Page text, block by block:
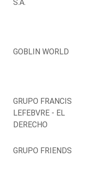
S.A.
GOBLIN WORLD
GRUPO FRANCIS
LEFEBVRE - EL
DERECHO
GRUPO FRIENDS